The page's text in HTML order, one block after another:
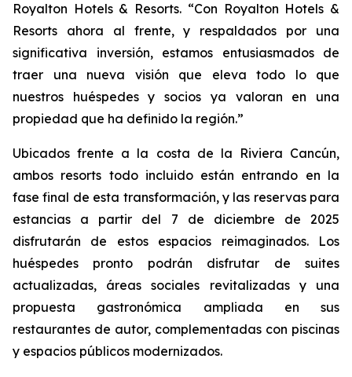
Royalton Hotels & Resorts. “Con Royalton Hotels &
Resorts ahora al frente, y respaldados por una
significativa inversión, estamos entusiasmados de
traer una nueva visión que eleva todo lo que
nuestros huéspedes y socios ya valoran en una
propiedad que ha definido la región.”
Ubicados frente a la costa de la Riviera Cancún,
ambos resorts todo incluido están entrando en la
fase final de esta transformación, y las reservas para
estancias a partir del 7 de diciembre de 2025
disfrutarán de estos espacios reimaginados. Los
huéspedes pronto podrán disfrutar de suites
actualizadas, áreas sociales revitalizadas y una
propuesta gastronómica ampliada en sus
restaurantes de autor, complementadas con piscinas
y espacios públicos modernizados.